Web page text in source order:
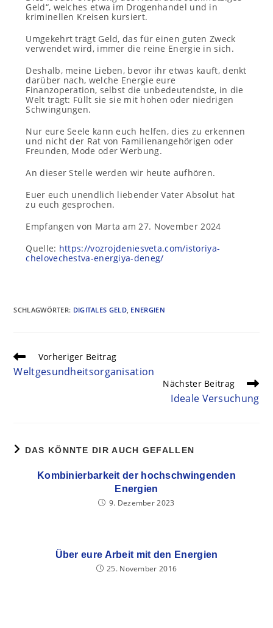
Geld“, welches etwa im Drogenhandel und in
kriminellen Kreisen kursiert.
Umgekehrt trägt Geld, das für einen guten Zweck
verwendet wird, immer die reine Energie in sich.
Deshalb, meine Lieben, bevor ihr etwas kauft, denkt
darüber nach, welche Energie eure
Finanzoperation, selbst die unbedeutendste, in die
Welt trägt: Füllt sie sie mit hohen oder niedrigen
Schwingungen.
Nur eure Seele kann euch helfen, dies zu erkennen
und nicht der Rat von Familienangehörigen oder
Freunden, Mode oder Werbung.
An dieser Stelle werden wir heute aufhören.
Euer euch unendlich liebender Vater Absolut hat
zu euch gesprochen.
Empfangen von Marta am 27. November 2024
Quelle: https://vozrojdeniesveta.com/istoriya-
chelovechestva-energiya-deneg/
SCHLAGWÖRTER: DIGITALES GELD, ENERGIEN
Vorheriger Beitrag
Weltgesundheitsorganisation
Nächster Beitrag
Ideale Versuchung
DAS KÖNNTE DIR AUCH GEFALLEN
Kombinierbarkeit der hochschwingenden
Energien
9. Dezember 2023
Über eure Arbeit mit den Energien
25. November 2016